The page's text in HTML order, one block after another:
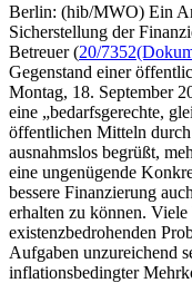
Berlin: (hib/MWO) Ein
Sicherstellung der
Betreuer (20/7352
Gegenstand einer
Montag, 18. September
eine „bedarfsgerechte,
öffentlichen Mitteln
ausnahmslos begrüßt,
eine ungenügende
bessere Finanzierung
erhalten zu können.
existenzbedrohenden
Aufgaben unzureichend
inflationsbedingter